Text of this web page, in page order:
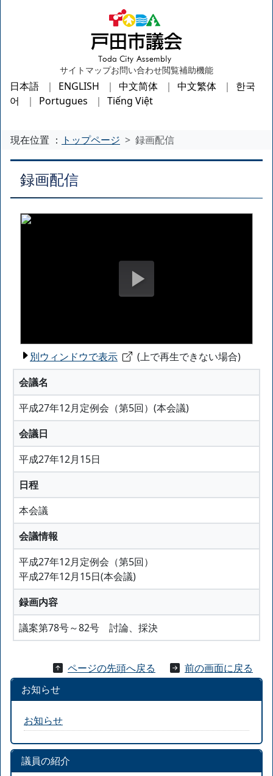
サイトマップお問い合わせ閲覧補助機能
日本語 ENGLISH 中文简体 中文繁体
한국
어
Portugues Tiếng Việt
現在位置 ： トップページ 録画配信
録画配信
別ウィンドウで表示
(上で再生できない場合)
会議名
平成27年12月定例会（第5回）(本会議)
会議日
平成27年12月15日
日程
本会議
会議情報
平成27年12月定例会（第5回）
平成27年12月15日(本会議)
録画内容
議案第78号～82号 討論、採決
ページの先頭へ戻る
前の画面に戻る
お知らせ
お知らせ
議員の紹介